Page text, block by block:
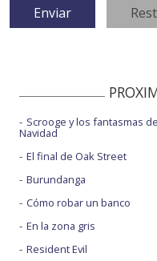
Scrooge y los fantasmas
Navidad
El final de Oak Street
Burundanga
Cómo robar un banco
En la zona gris
Resident Evil